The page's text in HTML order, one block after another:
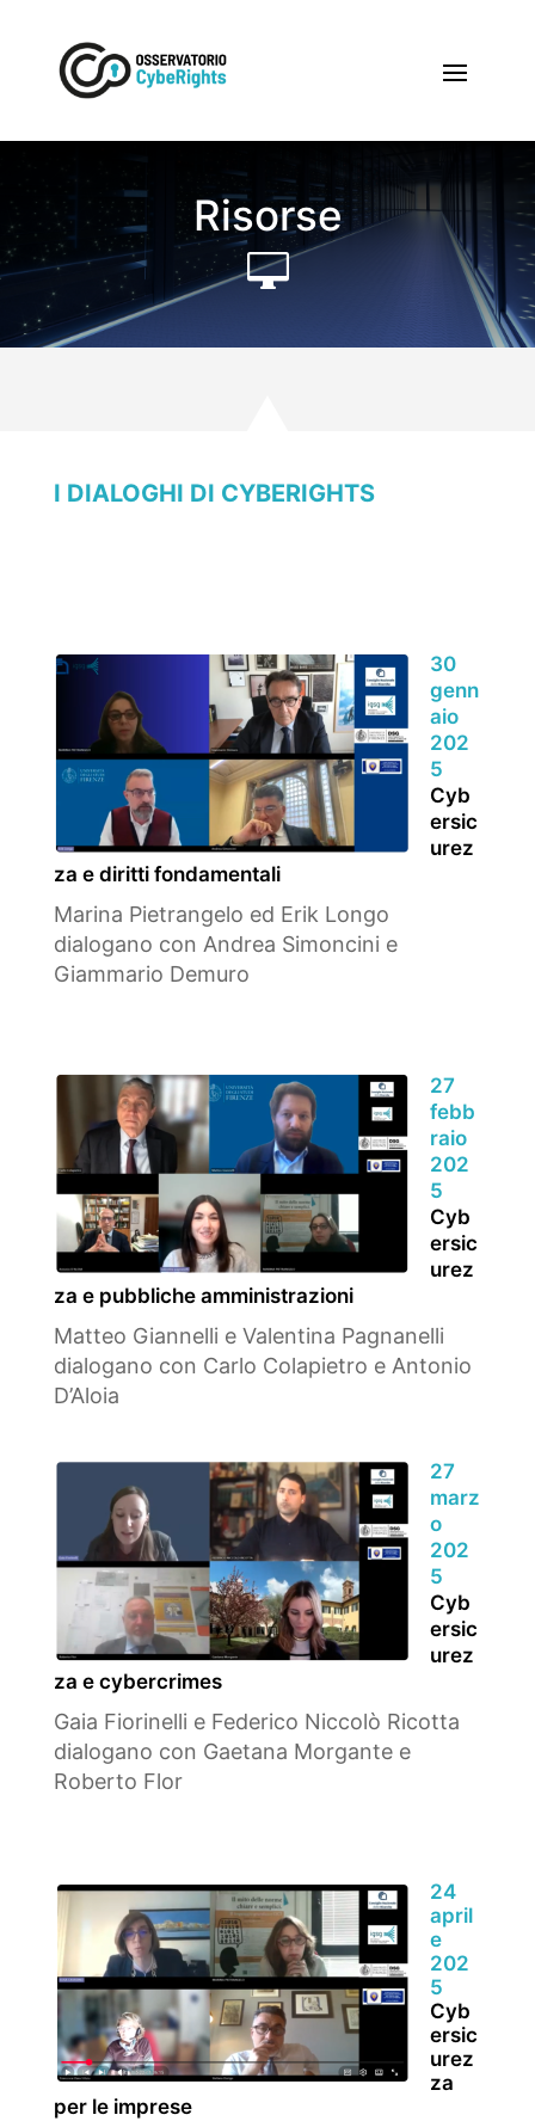
Risorse

I DIALOGHI DI CYBERIGHTS
30
genn
aio
202
5
Cyb
ersic
urez
za e diritti fondamentali
Marina Pietrangelo ed Erik Longo
dialogano con Andrea Simoncini e
Giammario Demuro
27
febb
raio
202
5
Cyb
ersic
urez
za e pubbliche amministrazioni
Matteo Giannelli e Valentina Pagnanelli
dialogano con Carlo Colapietro e Antonio
D’Aloia
27
marz
o
202
5
Cyb
ersic
urez
za e cybercrimes
Gaia Fiorinelli e Federico Niccolò Ricotta
dialogano con Gaetana Morgante e
Roberto Flor
24
april
e
202
5
Cyb
ersic
urez
za
per le imprese